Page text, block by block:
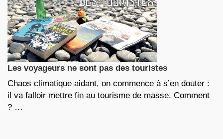
Les voyageurs ne sont pas des touristes
Chaos climatique aidant, on commence à s’en douter :
il va falloir mettre fin au tourisme de masse. Comment
? …